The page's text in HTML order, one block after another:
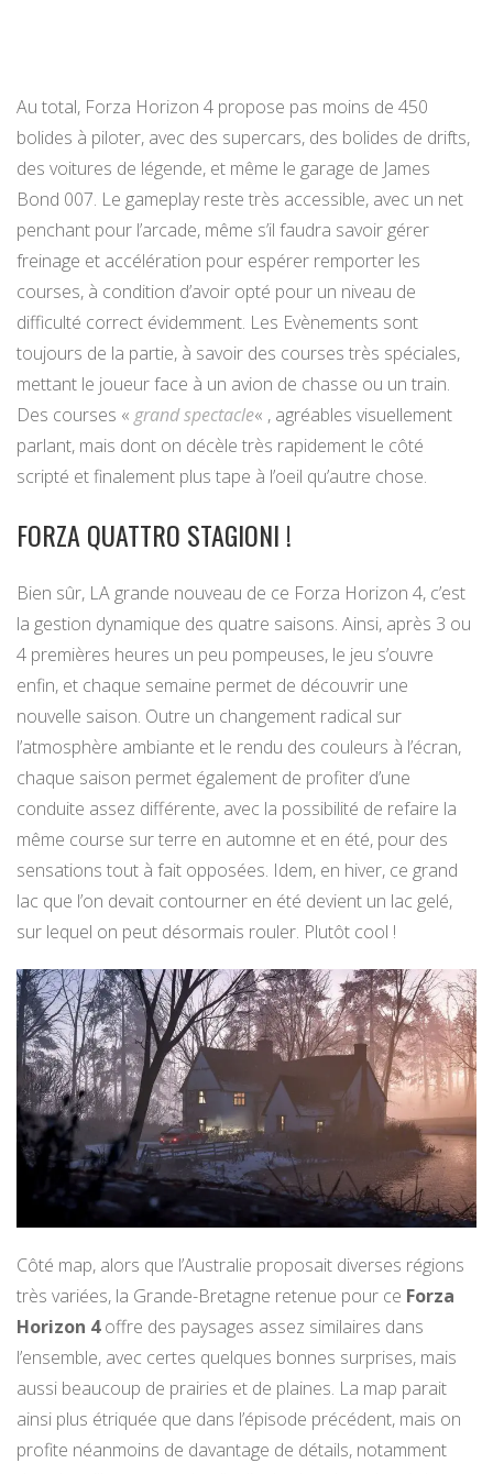
Au total, Forza Horizon 4 propose pas moins de 450
bolides à piloter, avec des supercars, des bolides de drifts,
des voitures de légende, et même le garage de James
Bond 007. Le gameplay reste très accessible, avec un net
penchant pour l’arcade, même s’il faudra savoir gérer
freinage et accélération pour espérer remporter les
courses, à condition d’avoir opté pour un niveau de
difficulté correct évidemment. Les Evènements sont
toujours de la partie, à savoir des courses très spéciales,
mettant le joueur face à un avion de chasse ou un train.
Des courses « grand spectacle« , agréables visuellement
parlant, mais dont on décèle très rapidement le côté
scripté et finalement plus tape à l’oeil qu’autre chose.
FORZA QUATTRO STAGIONI !
Bien sûr, LA grande nouveau de ce Forza Horizon 4, c’est
la gestion dynamique des quatre saisons. Ainsi, après 3 ou
4 premières heures un peu pompeuses, le jeu s’ouvre
enfin, et chaque semaine permet de découvrir une
nouvelle saison. Outre un changement radical sur
l’atmosphère ambiante et le rendu des couleurs à l’écran,
chaque saison permet également de profiter d’une
conduite assez différente, avec la possibilité de refaire la
même course sur terre en automne et en été, pour des
sensations tout à fait opposées. Idem, en hiver, ce grand
lac que l’on devait contourner en été devient un lac gelé,
sur lequel on peut désormais rouler. Plutôt cool !
Côté map, alors que l’Australie proposait diverses régions
très variées, la Grande-Bretagne retenue pour ce Forza
Horizon 4offre des paysages assez similaires dans
l’ensemble, avec certes quelques bonnes surprises, mais
aussi beaucoup de prairies et de plaines. La map parait
ainsi plus étriquée que dans l’épisode précédent, mais on
profite néanmoins de davantage de détails, notamment